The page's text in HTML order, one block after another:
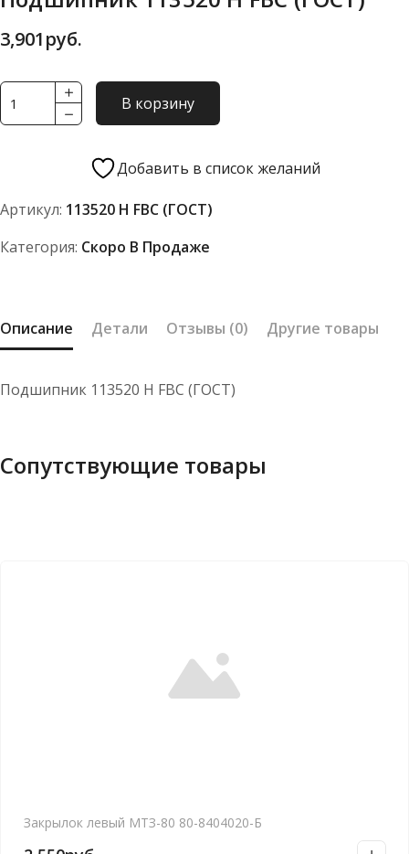
3,901руб.
Количество
товара
FBC
В корзину
Добавить в список желаний
Артикул: 113520 Н FBC (ГОСТ)
Категория: Скоро В Продаже
Описание Детали Отзывы (0) Другие товары
Подшипник 113520 Н FBC (ГОСТ)
Сопутствующие товары
Закрылок левый МТЗ-80 80-8404020-Б